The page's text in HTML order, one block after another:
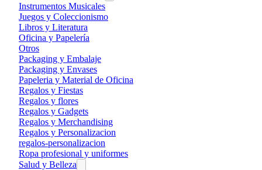
Instrumentos Musicales
Juegos y Coleccionismo
Libros y Literatura
Oficina y Papelería
Otros
Packaging y Embalaje
Packaging y Envases
Papeleria y Material de Oficina
Regalos y Fiestas
Regalos y flores
Regalos y Gadgets
Regalos y Merchandising
Regalos y Personalizacion
regalos-personalizacion
Ropa profesional y uniformes
Salud y Belleza